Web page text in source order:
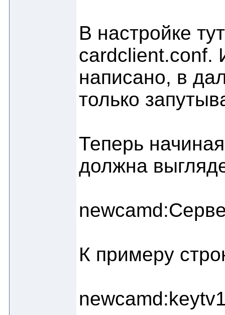
В настройке
cardclient.conf.
написано, в
только
Теперь
должна
К примеру